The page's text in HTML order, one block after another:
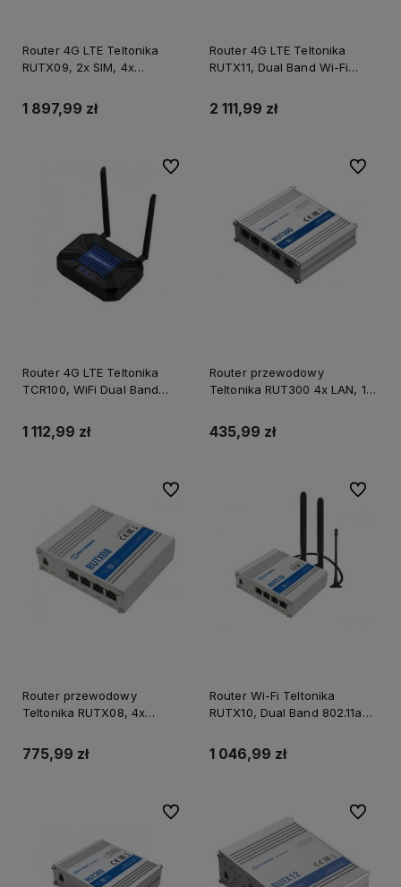
Router 4G LTE Teltonika
RUTX09, 2x SIM, 4x
1 897,99 zł
Router 4G LTE Teltonika
RUTX11, Dual Band Wi-Fi
LAN/WAN Gigabit, USB, GPS,
Bluetooth RUTX11
2 111,99 zł
Router 4G LTE Teltonika
TCR100, WiFi Dual Band
LAN/WAN 10/100
1 112,99 zł
Do ulubionych
Router przewodowy
Teltonika RUT300 4x LAN, 1x
435,99 zł
Do
Router przewodowy
Teltonika RUTX08, 4x
775,99 zł
Do ulubionych
Router Wi-Fi Teltonika
RUTX10, Dual Band 802.11ac,
Bluetooth
1 046,99 zł
Do
Do ulubionych Do